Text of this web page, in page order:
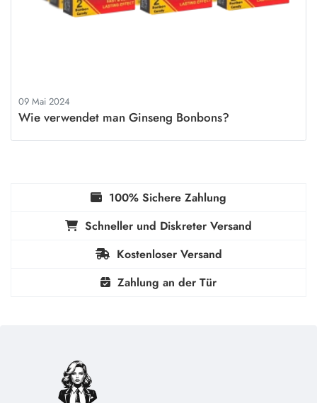
09 Mai 2024
Wie verwendet man Ginseng Bonbons?
100% Sichere Zahlung
Schneller und Diskreter Versand
Kostenloser Versand
Zahlung an der Tür